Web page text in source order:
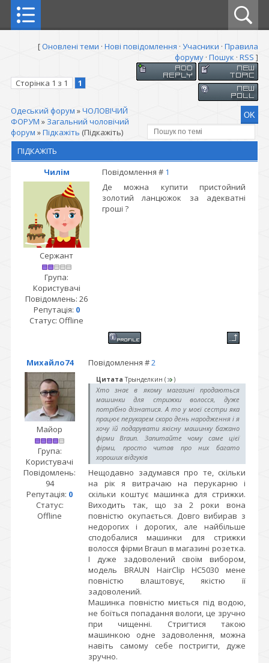
[Оновлені теми · Нові повідомлення · Учасники · Правила
форуму · Пошук · RSS ]
Сторінка 1 з 1 1
Одеський форум »ЧОЛОВІЧИЙ
ФОРУМ » Загальний чоловічий
форум »Підкажіть (Підкажіть)
ПІДКАЖІТЬ
Чилім
Повідомлення # 1
Сержант
Група:
Користувачі
Повідомлень: 26
Репутація: 0
Статус: Offline
Де можна купити пристойний
золотий ланцюжок за адекватні
гроші ?
Михайло74 Повідомлення #2
Майор
Група:
Користувачі
Повідомлень:
94
Репутація: 0
Статус:
Offline
Цитата Трынделкин ( )
Хто знає в якому магазині продаються
машинки для стрижки волосся, дуже
потрібно дізнатися. А то у моєї сестри яка
працює перукарем скоро день народження і я
хочу їй подарувати якісну машинку бажано
фірми Braun. Запитайте чому саме цієї
фірми, просто читав про них багато
хороших відгуків
Нещодавно задумався про те, скільки
на рік я витрачаю на перукарню і
скільки коштує машинка для стрижки.
Виходить так, що за 2 роки вона
повністю окупається. Довго вибирав з
недорогих і дорогих, але найбільше
сподобалися машинки для стрижки
волосся фірми Braun в магазині розетка.
І дуже задоволений своїм вибором,
модель BRAUN HairClip HC5030 мене
повністю влаштовує, якістю її
задоволений.
Машинка повністю миється під водою,
не боїться попадання вологи, це зручно
при чищенні. Стригтися такою
машинкою одне задоволення, можна
навіть самому себе постригти, дуже
зручно.